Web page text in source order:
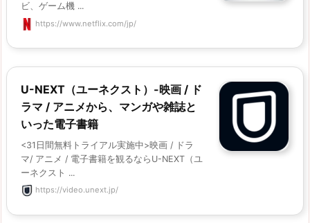
ビ、ゲーム機 ...
https://www.netflix.com/jp/
U-NEXT（ユーネクスト）-映画 / ド
ラマ / アニメから、マンガや雑誌と
いった電子書籍
<31日間無料トライアル実施中>映画 / ドラ
マ/ アニメ / 電子書籍を観るならU-NEXT（ユ
ーネクスト ...
https://video.unext.jp/